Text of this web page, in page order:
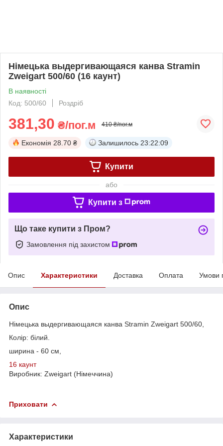
Німецька выдергивающаяся канва Stramin
Zweigart 500/60 (16 каунт)
В наявності
Код: 500/60
Роздріб
381,30 ₴/пог.м 410 ₴/пог.м
Економія 28.70 ₴ Залишилось 23:22:09
Купити
або
Купити з
Що таке купити з Пром?
Замовлення під захистом
Опис Характеристики Доставка Оплата Умови
Опис
Німецька выдергивающаяся канва Stramin Zweigart 500/60,
Колір: білий.
ширина - 60 см,
16 каунт
Виробник: Zweigart (Німеччина)
Приховати
Характеристики